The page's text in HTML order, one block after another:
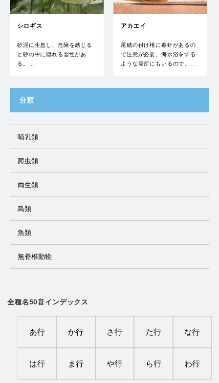
シロギス
砂泥に生息し、危険を感じる
と砂の中に隠れる習性があ
る。…
アカエイ
尾鰭の付け根に毒針があるの
で注意が必要。海水浴をする
ような場所にもいるので、…
分類
哺乳類
爬虫類
両生類
鳥類
魚類
無脊椎動物
全種名50音インデックス
あ行 か行 さ行 た行 な行
は行 ま行 や行 ら行 わ行